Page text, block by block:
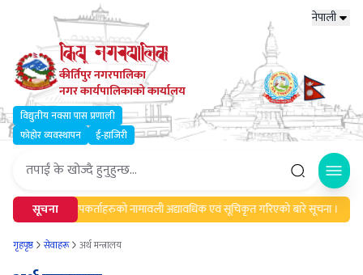
नेपाली
कीर्तिपुर नगरपालिका
नगर कार्यपालिकाको कार्यालय
विद्युतीय नक्सा पास प्रणाली
फोहोर व्यवस्थापन
ई-हाजिरी
सूचना
मेलमिलापकर्ताहरुको नामावली अद्यावधिक एवं सूचिकृत गरिएको बारे सूचना ।
गृहपृष्ठ सेवाहरू अर्थ मन्त्रालय